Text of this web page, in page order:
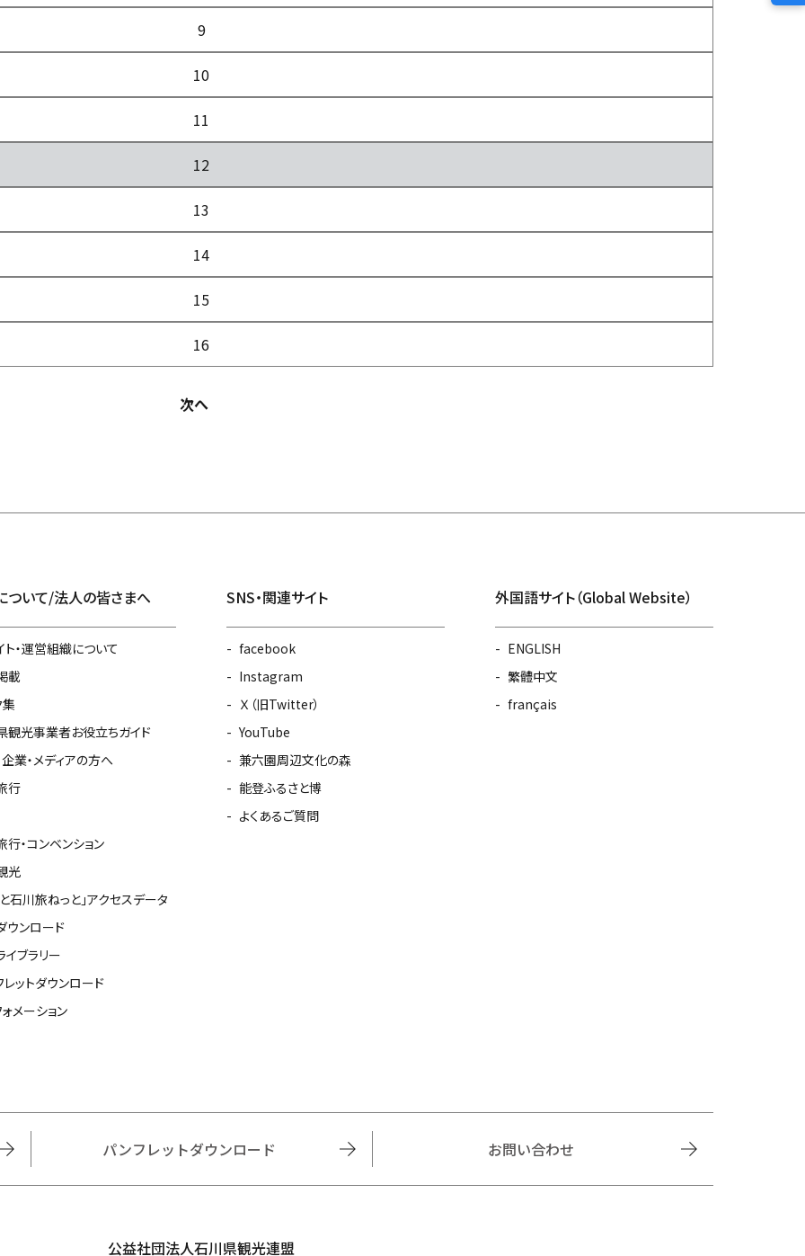
9
10
11
12
13
14
15
16
次へ
ついて/法人の皆さまへ
ト・運営組織について
載
集
観光事業者お役立ちガイド
業・メディアの方へ
行
行・コンベンション
光
石川旅ねっと」アクセスデータ
ウンロード
イブラリー
レットダウンロード
メーション
SNS・関連サイト
facebook
Instagram
Ｘ（旧Twitter）
YouTube
兼六園周辺文化の森
能登ふるさと博
よくあるご質問
外国語サイト（Global Website）
ENGLISH
繁體中文
français
パンフレットダウンロード お問い合わせ
公益社団法人石川県観光連盟